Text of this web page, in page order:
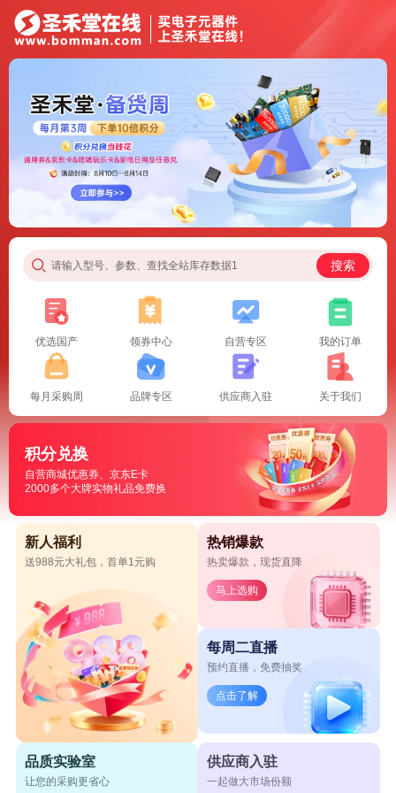
请输入型号、参数、查找全站库存数据1 搜索
优选国产 领券中心 自营专区 我的订单
每月采购周 品牌专区 供应商入驻 关于我们
积分兑换
自营商城优惠券、京东E卡
2000多个大牌实物礼品免费换
新人福利
送988元大礼包，首单1元购
热销爆款
热卖爆款，现货直降
马上选购
每周二直播
预约直播，免费抽奖
点击了解
品质实验室
让您的采购更省心
供应商入驻
一起做大市场份额